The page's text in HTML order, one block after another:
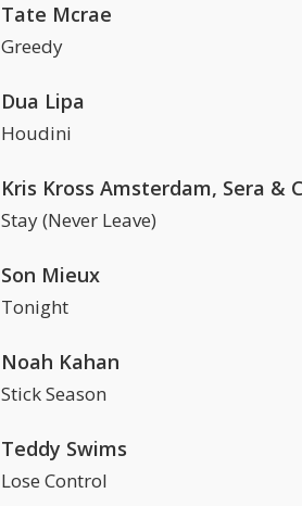
Tate Mcrae
Greedy
Dua Lipa
Houdini
Stay (Never Leave)
Son Mieux
Tonight
Noah Kahan
Stick Season
Teddy Swims
Lose Control